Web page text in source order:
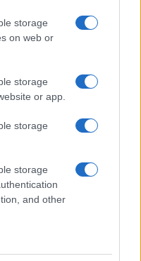
storage
on web or
storage
or app.
storage
storage
and other